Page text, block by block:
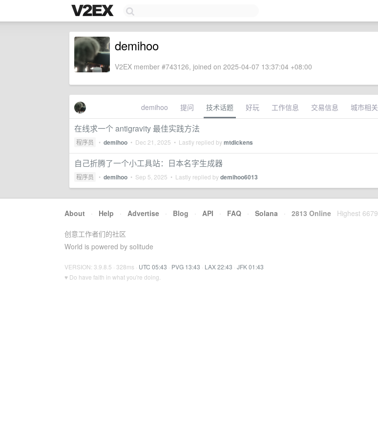
demihoo
V2EX member #743126, joined on 2025-04-07 13:37:04 +08:00
demihoo 提问 技术话题 好玩 工作信息 交易信息 城市相关
在线求一个 antigravity 最佳实践方法
程序员 • demihoo • Dec 21, 2025 • Lastly replied bymtdickens
自己折腾了一个小工具站：日本名字生成器
程序员 • demihoo • Sep 5, 2025 • Lastly replied bydemihoo6013
About · Help · Advertise · Blog · API · FAQ · Solana · 2813 Online Highest 6679
创意工作者们的社区
World is powered by solitude
VERSION: 3.9.8.5 · 328ms · UTC 05:43 · PVG 13:43 · LAX 22:43 · JFK 01:43
♥ Do have faith in what you're doing.